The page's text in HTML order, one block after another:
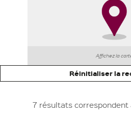
Affichez la
Réinitialiser la
7 résultats